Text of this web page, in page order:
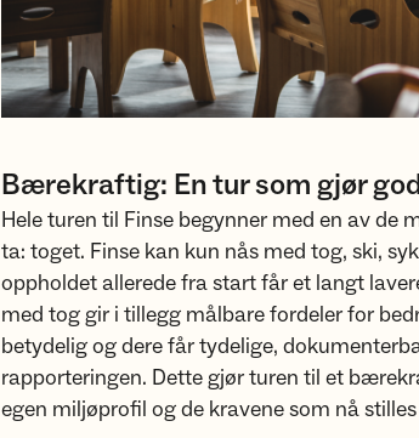
Bærekraftig: En tur som gjør
Hele turen til Finse begynner med en av de
ta: toget. Finse kan kun nås med tog, ski,
oppholdet allerede fra start får et langt
med tog gir i tillegg målbare fordeler for
betydelig og dere får tydelige,
rapporteringen. Dette gjør turen til et
egen miljøprofil og de kravene som nå